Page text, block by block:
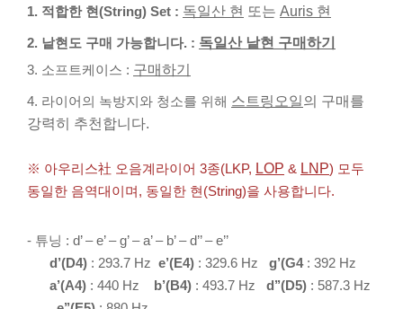
1. 적합한 현(String) Set : 독일산 현 또는 Auris 현
2. 낱현도 구매 가능합니다. : 독일산 낱현 구매하기
3. 소프트케이스 : 구매하기
4. 라이어의 녹방지와 청소를 위해 스트링오일의 구매를
강력히 추천합니다.
※ 아우리스社 오음계라이어 3종(LKP, LOP & LNP) 모두
동일한 음역대이며, 동일한 현(String)을 사용합니다.
- 튜닝 : d’ – e’ – g’ – a’ – b’ – d’’ – e’’
d’(D4) : 293.7 Hz e’(E4) : 329.6 Hz g’(G4: 392 Hz
a’(A4) : 440 Hz b’(B4) : 493.7 Hz d’’(D5) : 587.3 Hz